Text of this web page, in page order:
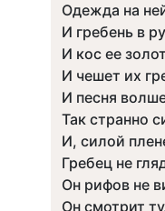
Одежда на
И гребень в
И кос ее
И чешет их
И песня
Так странно
И, силой
Гребец не
Он рифов не
Он смотрит